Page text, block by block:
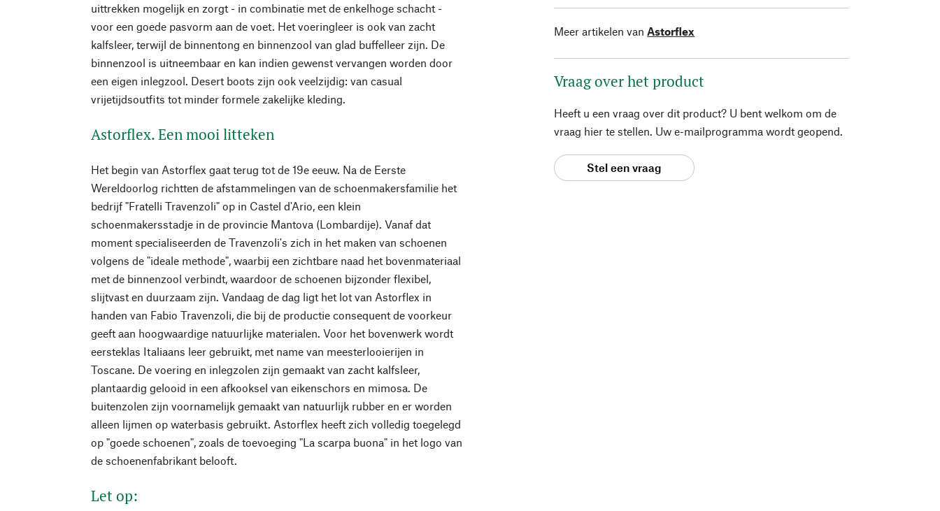
uittrekken mogelijk en zorgt - in combinatie met de enkelhoge schacht -
voor een goede pasvorm aan de voet. Het voeringleer is ook van zacht
kalfsleer, terwijl de binnentong en binnenzool van glad buffelleer zijn. De
binnenzool is uitneembaar en kan indien gewenst vervangen worden door
een eigen inlegzool. Desert boots zijn ook veelzijdig: van casual
vrijetijdsoutfits tot minder formele zakelijke kleding.
Astorflex. Een mooi litteken
Het begin van Astorflex gaat terug tot de 19e eeuw. Na de Eerste
Wereldoorlog richtten de afstammelingen van de schoenmakersfamilie het
bedrijf "Fratelli Travenzoli" op in Castel d'Ario, een klein
schoenmakersstadje in de provincie Mantova (Lombardije). Vanaf dat
moment specialiseerden de Travenzoli's zich in het maken van schoenen
volgens de "ideale methode", waarbij een zichtbare naad het bovenmateriaal
met de binnenzool verbindt, waardoor de schoenen bijzonder flexibel,
slijtvast en duurzaam zijn. Vandaag de dag ligt het lot van Astorflex in
handen van Fabio Travenzoli, die bij de productie consequent de voorkeur
geeft aan hoogwaardige natuurlijke materialen. Voor het bovenwerk wordt
eersteklas Italiaans leer gebruikt, met name van meesterlooierijen in
Toscane. De voering en inlegzolen zijn gemaakt van zacht kalfsleer,
plantaardig gelooid in een afkooksel van eikenschors en mimosa. De
buitenzolen zijn voornamelijk gemaakt van natuurlijk rubber en er worden
alleen lijmen op waterbasis gebruikt. Astorflex heeft zich volledig toegelegd
op "goede schoenen", zoals de toevoeging "La scarpa buona" in het logo van
de schoenenfabrikant belooft.
Let op:
Meer artikelen van Astorflex
Vraag over het product
Heeft u een vraag over dit product? U bent welkom om de
vraag hier te stellen. Uw e-mailprogramma wordt geopend.
Stel een vraag